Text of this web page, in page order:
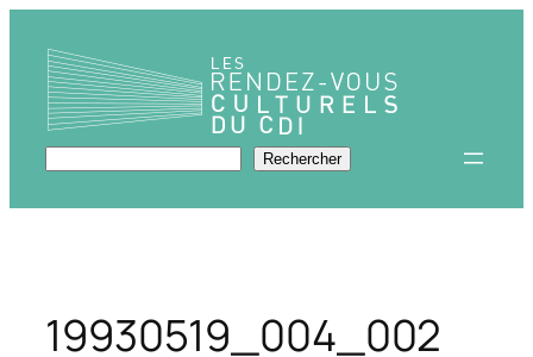
contenu
Rechercher Rechercher
19930519_004_002